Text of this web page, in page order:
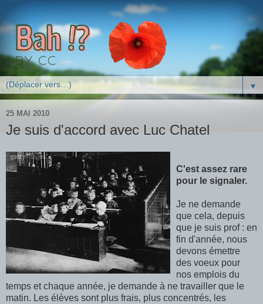
▼
25 MAI 2010
Je suis d'accord avec Luc Chatel
C'est assez rare
pour le signaler.
Je ne demande
que cela, depuis
que je suis prof : en
fin d'année, nous
devons émettre
des voeux pour
nos emplois du
temps et chaque année, je demande à ne travailler que le
matin. Les élèves sont plus frais, plus concentrés, les